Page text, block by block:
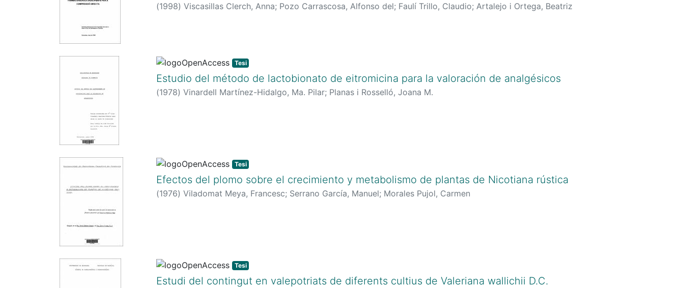
(1998) Viscasillas Clerch, Anna; Pozo Carrascosa, Alfonso del; Faulí Trillo, Claudio; Artalejo i Ortega, Beatriz
Tesi
Estudio del método de lactobionato de eitromicina para la valoración de analgésicos
(1978) Vinardell Martínez-Hidalgo, Ma. Pilar; Planas i Rosselló, Joana M.
Tesi
Efectos del plomo sobre el crecimiento y metabolismo de plantas de Nicotiana rústica
(1976) Viladomat Meya, Francesc; Serrano García, Manuel; Morales Pujol, Carmen
Tesi
Estudi del contingut en valepotriats de diferents cultius de Valeriana wallichii D.C.